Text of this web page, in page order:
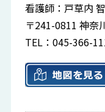
看護師：戸草内
〒241-0811 神奈
TEL：045-366-